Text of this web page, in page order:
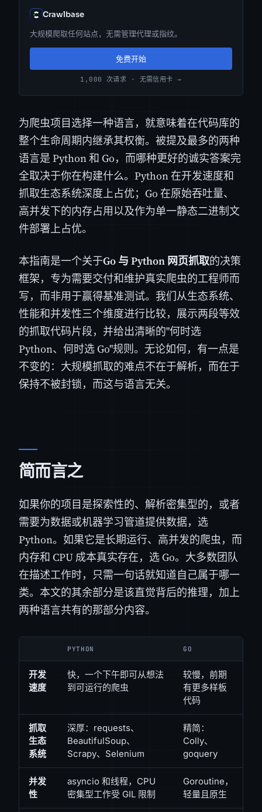
Crawlbase
大规模爬取任何站点，无需管理代理或指纹。
免费开始
1,000 次请求 · 无需信用卡 →
为爬虫项目选择一种语言，就意味着在代码库的
整个生命周期内继承其权衡。被提及最多的两种
语言是 Python 和 Go，而哪种更好的诚实答案完
全取决于你在构建什么。Python 在开发速度和
抓取生态系统深度上占优；Go 在原始吞吐量、
高并发下的内存占用以及作为单一静态二进制文
件部署上占优。
本指南是一个关于Go 与 Python 网页抓取的决策
框架，专为需要交付和维护真实爬虫的工程师而
写，而非用于赢得基准测试。我们从生态系统、
性能和并发性三个维度进行比较，展示两段等效
的抓取代码片段，并给出清晰的"何时选
Python、何时选 Go"规则。无论如何，有一点是
不变的：大规模抓取的难点不在于解析，而在于
保持不被封锁，而这与语言无关。
简而言之
如果你的项目是探索性的、解析密集型的，或者
需要为数据或机器学习管道提供数据，选
Python。如果它是长期运行、高并发的爬虫，而
内存和 CPU 成本真实存在，选 Go。大多数团队
在描述工作时，只需一句话就知道自己属于哪一
类。本文的其余部分是该直觉背后的推理，加上
两种语言共有的那部分内容。
PYTHON GO
开发
速度
快，一个下午即可从想法
到可运行的爬虫
较慢，前期
有更多样板
代码
抓取
生态
系统
深厚：requests、
BeautifulSoup、
Scrapy、Selenium
精简：
Colly、
goquery
并发
性
asyncio 和线程，CPU
密集型工作受 GIL 限制
Goroutine，
轻量且原生